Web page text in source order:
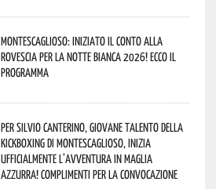
Montescaglioso: iniziato il conto alla
rovescia per la Notte Bianca 2026! Ecco il
programma
Per Silvio Canterino, giovane talento della
kickboxing di Montescaglioso, inizia
ufficialmente l’avventura in maglia
azzurra! Complimenti per la convocazione